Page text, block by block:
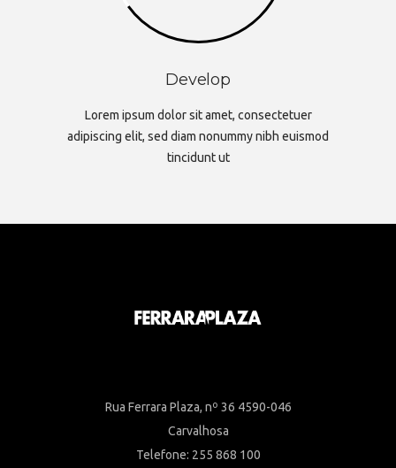
Develop
Lorem ipsum dolor sit amet, consectetuer
adipiscing elit, sed diam nonummy nibh euismod
tincidunt ut
Rua Ferrara Plaza, nº 36 4590-046
Carvalhosa
Telefone: 255 868 100